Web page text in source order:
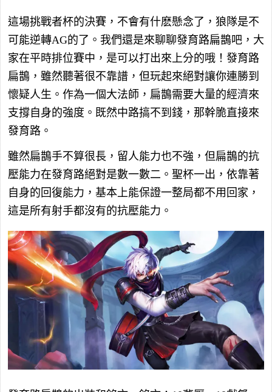
這場挑戰者杯的決賽，不會有什麽懸念了，狼隊是不
可能逆轉AG的了。我們還是來聊聊發育路扁鵲吧，大
家在平時排位賽中，是可以打出來上分的哦！發育路
扁鵲，雖然聽著很不靠譜，但玩起來絕對讓你連勝到
懷疑人生。作為一個大法師，扁鵲需要大量的經濟來
支撐自身的強度。既然中路搞不到錢，那幹脆直接來
發育路。
雖然扁鵲手不算很長，留人能力也不強，但扁鵲的抗
壓能力在發育路絕對是數一數二。聖杯一出，依靠著
自身的回復能力，基本上能保證一整局都不用回家，
這是所有射手都沒有的抗壓能力。